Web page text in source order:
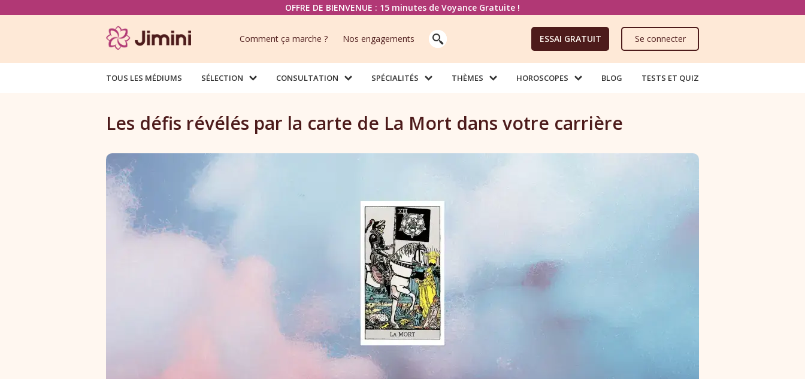
OFFRE DE BIENVENUE : 15 minutes de Voyance Gratuite !
Comment ça marche ? Nos engagements Se connecter
ESSAI GRATUIT
TOUS LES MÉDIUMS SÉLECTION CONSULTATION SPÉCIALITÉS THÈMES HOROSCOPES BLOG TESTS ET QUIZ
Les défis révélés par la carte de La Mort dans votre carrière